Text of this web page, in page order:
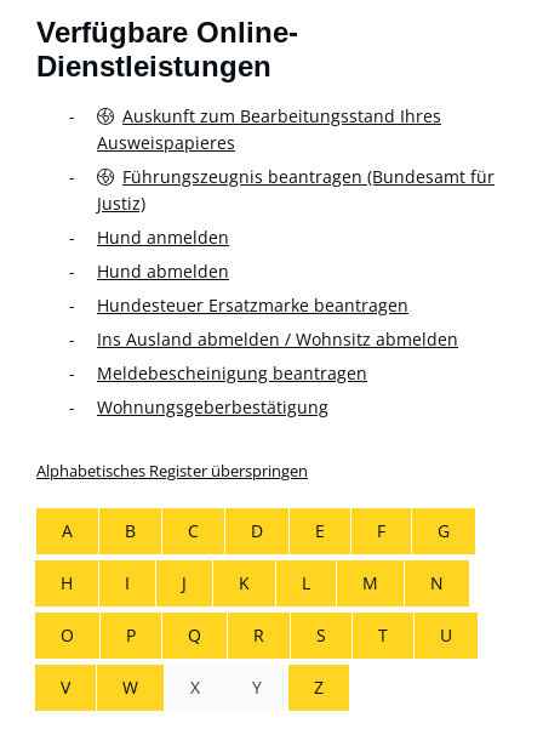
Verfügbare Online-
Dienstleistungen
Auskunft zum Bearbeitungsstand Ihres
Ausweispapieres
Führungszeugnis beantragen (Bundesamt für
Justiz)
Hund anmelden
Hund abmelden
Hundesteuer Ersatzmarke beantragen
Ins Ausland abmelden / Wohnsitz abmelden
Meldebescheinigung beantragen
Wohnungsgeberbestätigung
Alphabetisches Register überspringen
A B C D E F G
H I J K L M N
O P Q R S T U
V W X Y Z